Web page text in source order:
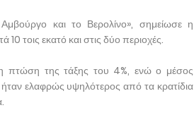
και το Βερολίνο», σημείωσε η
τοις εκατό και στις δύο περιοχές.
πτώση της τάξης του 4%, ενώ ο μέσος
ελαφρώς υψηλότερος από τα κρατίδια